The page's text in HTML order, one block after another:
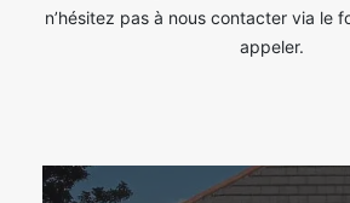
n’hésitez pas à nous contacter via le
appeler.